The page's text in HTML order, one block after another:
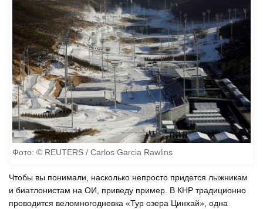
Фото: © REUTERS / Carlos Garcia Rawlins
Чтобы вы понимали, насколько непросто придется лыжникам
и биатлонистам на ОИ, приведу пример. В КНР традиционно
проводится веломногодневка «Тур озера Цинхай», одна